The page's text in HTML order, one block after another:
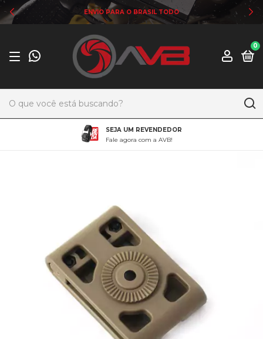
ENVIO PARA O BRASIL TODO
0
SEJA UM REVENDEDOR
Fale agora com a AVB!